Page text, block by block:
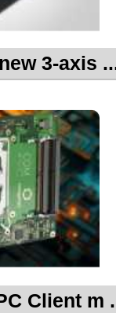
3-axis
Client m